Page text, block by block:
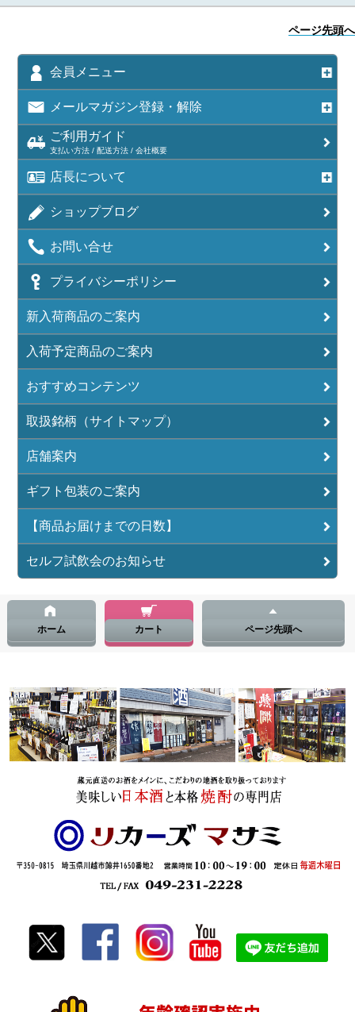
ページ先頭へ
会員メニュー
メールマガジン登録・解除
ご利用ガイド
支払い方法 / 配送方法 / 会社概要
店長について
ショップブログ
お問い合せ
プライバシーポリシー
新入荷商品のご案内
入荷予定商品のご案内
おすすめコンテンツ
取扱銘柄（サイトマップ）
店舗案内
ギフト包装のご案内
【商品お届けまでの日数】
セルフ試飲会のお知らせ
ホーム カート ページ先頭へ